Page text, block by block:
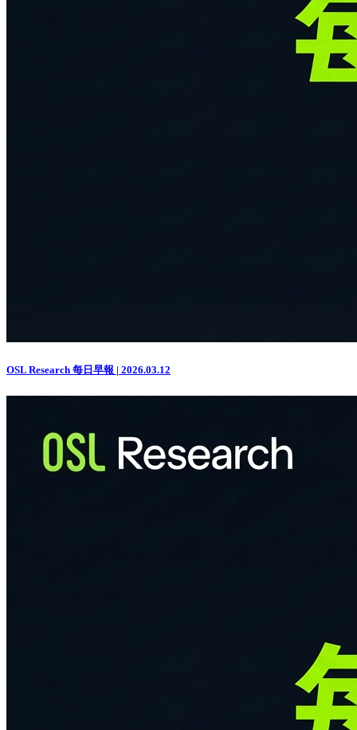
OSL Research 每日早報 | 2026.03.12